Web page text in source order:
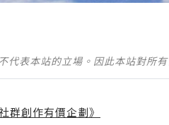
代表本站的立場。因此本站對所
群創作有價企劃》